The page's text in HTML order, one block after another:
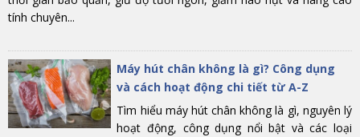
tính chuyên...
Máy hút chân không là gì? Công dụng
và cách hoạt động chi tiết từ A-Z
Tìm hiểu máy hút chân không là gì, nguyên lý
hoạt động, công dụng nổi bật và các loại